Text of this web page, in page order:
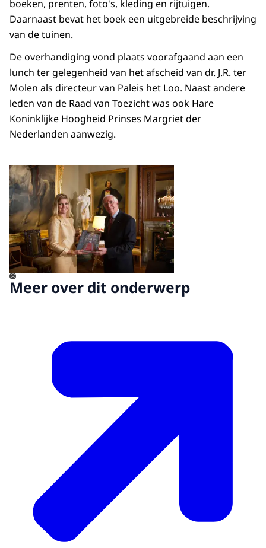
boeken, prenten, foto's, kleding en rijtuigen.
Daarnaast bevat het boek een uitgebreide beschrijving
van de tuinen.
De overhandiging vond plaats voorafgaand aan een
lunch ter gelegenheid van het afscheid van dr. J.R. ter
Molen als directeur van Paleis het Loo. Naast andere
leden van de Raad van Toezicht was ook Hare
Koninklijke Hoogheid Prinses Margriet der
Nederlanden aanwezig.
Open de galerij in vergrote
©
Meer over dit onderwerp